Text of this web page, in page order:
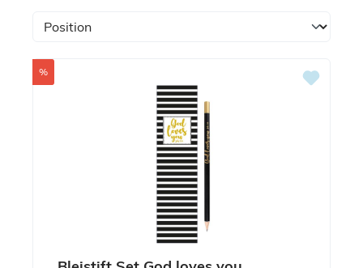
Rabatt
%